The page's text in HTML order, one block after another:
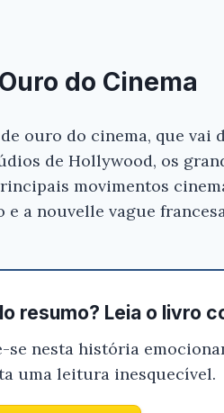
do Cinema
ouro do cinema, que vai
de Hollywood, os
movimentos
a nouvelle vague
resumo? Leia o livro
se nesta história
uma leitura inesquecível.